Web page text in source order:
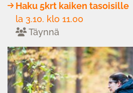
Haku 5krt kaiken tasoisille
la 3.10. klo 11.00
Täynnä